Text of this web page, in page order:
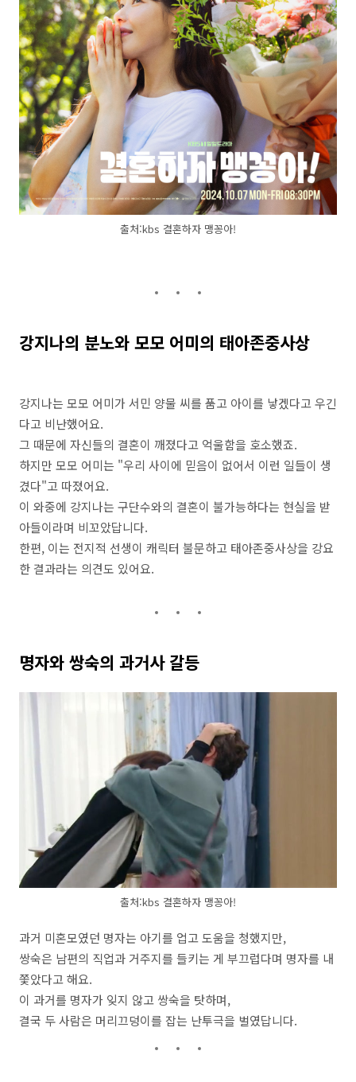
출처:kbs 결혼하자 맹꽁아!
강지나의 분노와 모모 어미의 태아존중사상
강지나는 모모 어미가 서민 양물 씨를 품고 아이를 낳겠다고 우긴
다고 비난했어요.
그 때문에 자신들의 결혼이 깨졌다고 억울함을 호소했죠.
하지만 모모 어미는 "우리 사이에 믿음이 없어서 이런 일들이 생
겼다"고 따졌어요.
이 와중에 강지나는 구단수와의 결혼이 불가능하다는 현실을 받
아들이라며 비꼬았답니다.
한편, 이는 전지적 선생이 캐릭터 불문하고 태아존중사상을 강요
한 결과라는 의견도 있어요.
명자와 쌍숙의 과거사 갈등
출처:kbs 결혼하자 맹꽁아!
과거 미혼모였던 명자는 아기를 업고 도움을 청했지만,
쌍숙은 남편의 직업과 거주지를 들키는 게 부끄럽다며 명자를 내
쫓았다고 해요.
이 과거를 명자가 잊지 않고 쌍숙을 탓하며,
결국 두 사람은 머리끄덩이를 잡는 난투극을 벌였답니다.